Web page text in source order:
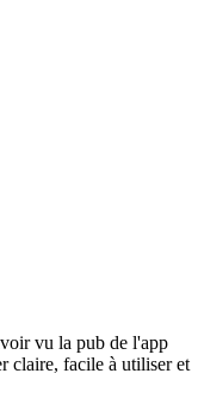
vu la pub de l'app
claire, facile à utiliser et